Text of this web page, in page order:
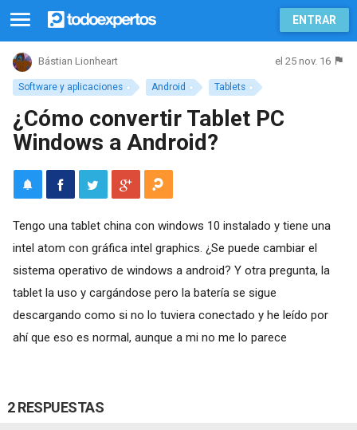
ENTRAR
Software y aplicaciones Android Tablets
Bástian Lionheart el 25 nov. 16
¿Cómo convertir Tablet PC
Windows a Android?
Tengo una tablet china con windows 10 instalado y tiene una
intel atom con gráfica intel graphics. ¿Se puede cambiar el
sistema operativo de windows a android? Y otra pregunta, la
tablet la uso y cargándose pero la batería se sigue
descargando como si no lo tuviera conectado y he leído por
ahí que eso es normal, aunque a mi no me lo parece
2 RESPUESTAS